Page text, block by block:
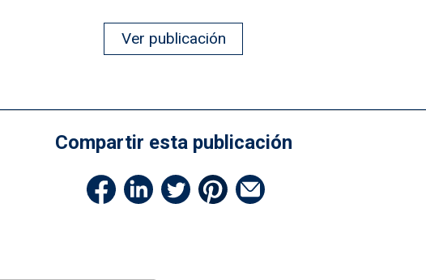
Ver publicación
Compartir esta publicación